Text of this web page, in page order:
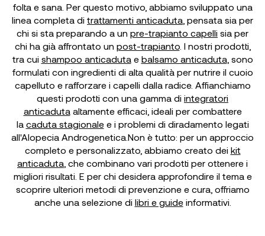
folta e sana. Per questo motivo, abbiamo sviluppato una
linea completa di trattamenti anticaduta , pensata sia per
chi si sta preparando a un pre-trapianto capelli sia per
chi ha già affrontato un post-trapianto. I nostri prodotti,
tra cui shampoo anticadutae balsamo anticaduta, sono
formulati con ingredienti di alta qualità per nutrire il cuoio
capelluto e rafforzare i capelli dalla radice. Affianchiamo
questi prodotti con una gamma di integratori
anticadutaaltamente efficaci, ideali per combattere
la caduta stagionalee i problemi di diradamento legati
all'Alopecia Androgenetica.Non è tutto: per un approccio
completo e personalizzato, abbiamo creato dei kit
anticaduta , che combinano vari prodotti per ottenere i
migliori risultati. E per chi desidera approfondire il tema e
scoprire ulteriori metodi di prevenzione e cura, offriamo
anche una selezione di libri e guideinformativi.